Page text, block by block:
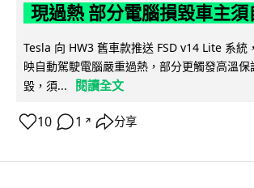
現過熱 部分電腦損毀車主須
Tesla 向 HW3 舊車款推送 FSD v14 Lite 系統
映自動駕駛電腦嚴重過熱，部分更觸發高溫
毀，須...
閱讀全文
10 1 ↗ 分享